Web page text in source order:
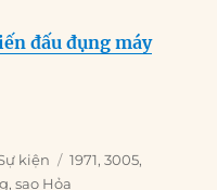
đấu đụng máy
kiện Tags
1971,3005,
,sao Hỏa